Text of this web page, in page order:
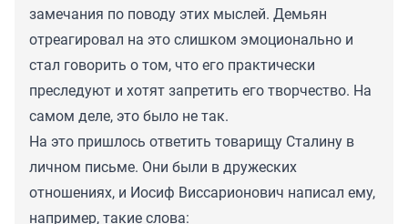
замечания по поводу этих мыслей. Демьян
отреагировал на это слишком эмоционально и
стал говорить о том, что его практически
преследуют и хотят запретить его творчество. На
самом деле, это было не так.
На это пришлось ответить товарищу Сталину в
личном письме. Они были в дружеских
отношениях, и Иосиф Виссарионович написал ему,
например, такие слова: